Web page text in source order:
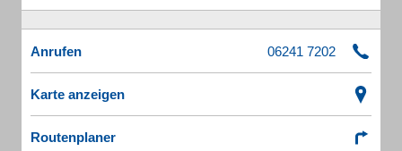
Anrufen
Karte anzeigen
Routenplaner